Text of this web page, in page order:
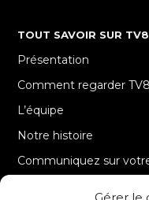
TOUT SAVOIR SUR TV8
Présentation
Comment regarder
L’équipe
Notre histoire
Communiquez sur